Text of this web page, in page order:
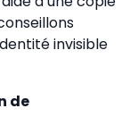
invisible
de